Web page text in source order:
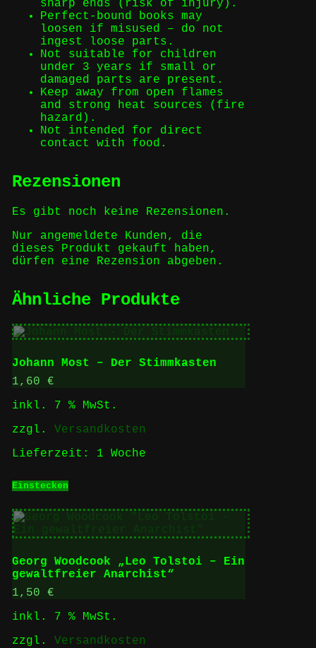
sharp ends (risk of injury).
Perfect-bound books may
loosen if misused – do not
ingest loose parts.
Not suitable for children
under 3 years if small or
damaged parts are present.
Keep away from open flames
and strong heat sources (fire
hazard).
Not intended for direct
contact with food.
Rezensionen
Es gibt noch keine Rezensionen.
Nur angemeldete Kunden, die
dieses Produkt gekauft haben,
dürfen eine Rezension abgeben.
Ähnliche Produkte
Johann Most – Der Stimmkasten
1,60 €
inkl. 7 % MwSt.
zzgl. Versandkosten
Lieferzeit: 1 Woche
Einstecken
Georg Woodcook „Leo Tolstoi – Ein
gewaltfreier Anarchist“
1,50 €
inkl. 7 % MwSt.
zzgl. Versandkosten